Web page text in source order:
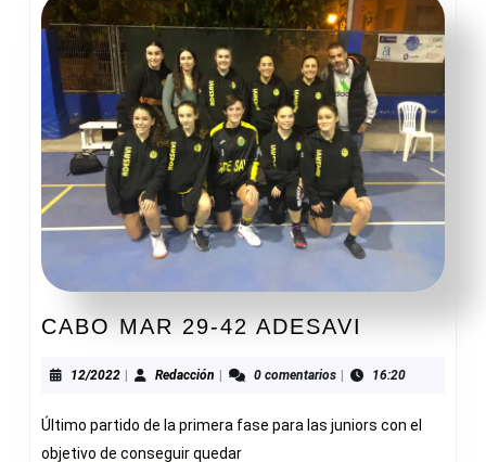
CABO MAR 29-42 ADESAVI
29-
ADESAVI
12/202212/2022Redacción Redacción0 comentarios 16:20
Último partido de la primera fase para las juniors con el
objetivo de conseguir quedar